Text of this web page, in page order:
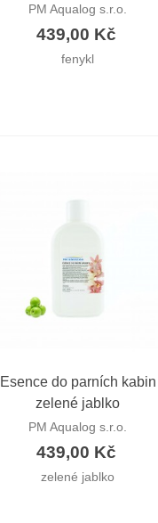
PM Aqualog s.r.o.
439,00 Kč
fenykl
Rychlý náhled
Esence do parních kabin
zelené jablko
PM Aqualog s.r.o.
439,00 Kč
zelené jablko